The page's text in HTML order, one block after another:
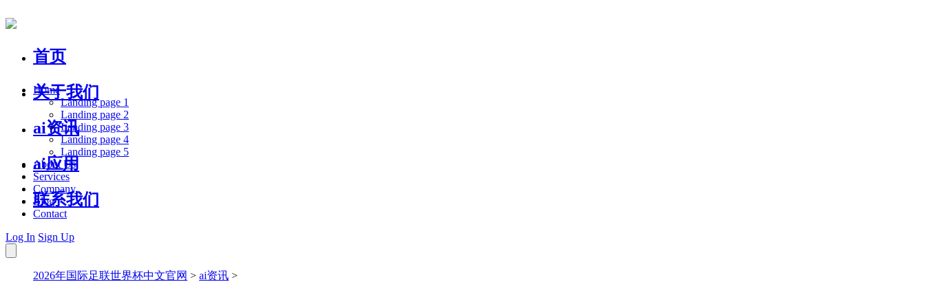
首页
关于我们
ai资讯
ai应用
联系我们
Home
Landing page 1
Landing page 2
Landing page 3
Landing page 4
Landing page 5
About Us
Services
Company
Blog
Contact
Log In Sign Up
2026年国际足联世界杯中文官网 > ai资讯 >